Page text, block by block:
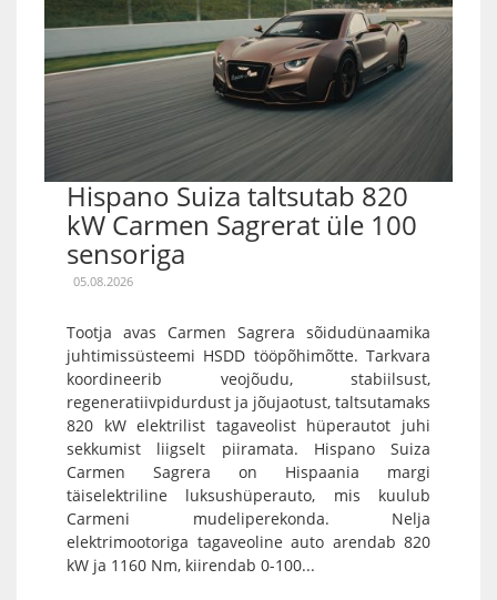
Hispano Suiza taltsutab 820
kW Carmen Sagrerat üle 100
sensoriga
05.08.2026
Tootja avas Carmen Sagrera sõidudünaamika
juhtimissüsteemi HSDD tööpõhimõtte. Tarkvara
koordineerib veojõudu, stabiilsust,
regeneratiivpidurdust ja jõujaotust, taltsutamaks
820 kW elektrilist tagaveolist hüperautot juhi
sekkumist liigselt piiramata. Hispano Suiza
Carmen Sagrera on Hispaania margi
täiselektriline luksushüperauto, mis kuulub
Carmeni mudeliperekonda. Nelja
elektrimootoriga tagaveoline auto arendab 820
kW ja 1160 Nm, kiirendab 0-100...